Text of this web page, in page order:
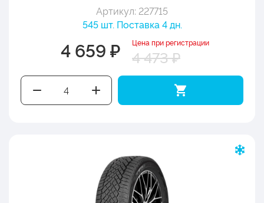
Артикул: 227715
545 шт. Поставка 4 дн.
4 659 ₽ Цена при регистрации
4 473 ₽